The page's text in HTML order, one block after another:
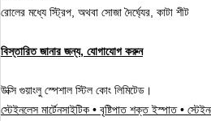
রোলের মধ্যে স্ট্রিপ, অথবা সোজা দৈর্ঘ্যের, কাটা শীট
বিস্তারিত জানার জন্য, যোগাযোগ করুন
উক্সি গুয়াংলু স্পেশাল স্টিল কোং লিমিটেড।
স্টেইনলেস মার্টেনসাইটিক • বৃষ্টিপাত শক্ত ইস্পাত •